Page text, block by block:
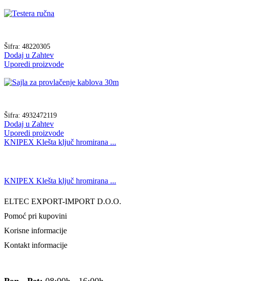
Šifra: 48220305
Dodaj u Zahtev
Uporedi proizvode
Šifra: 4932472119
Dodaj u Zahtev
Uporedi proizvode
KNIPEX Klešta ključ hromirana ...
KNIPEX Klešta ključ hromirana ...
ELTEC EXPORT-IMPORT D.O.O.
Pomoć pri kupovini
Korisne informacije
Kontakt informacije